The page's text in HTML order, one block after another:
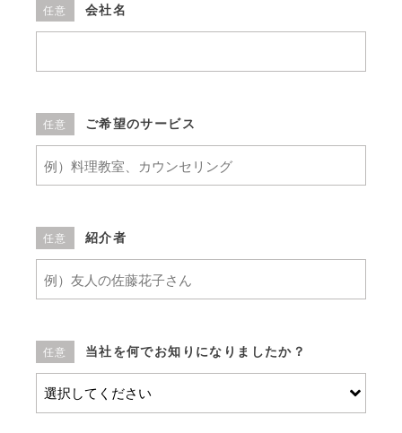
任意 会社名
任意 ご希望のサービス
任意 紹介者
任意 当社を何でお知りになりましたか？